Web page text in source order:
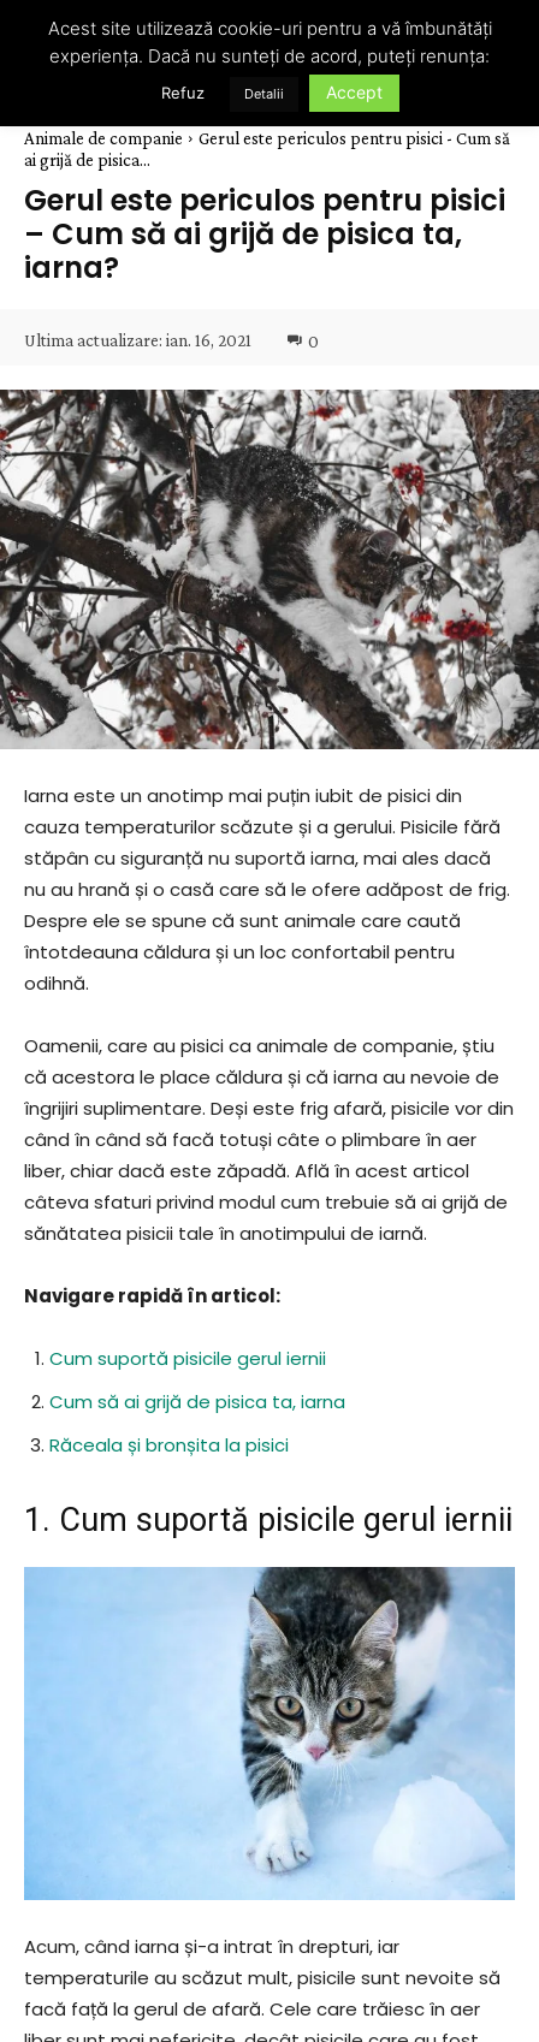
Animale de companie
Gerul este periculos pentru pisici - Cum să
ai grijă de pisica...
Gerul este periculos pentru pisici
– Cum să ai grijă de pisica ta,
iarna?
Ultima actualizare: ian. 16, 2021 0
Iarna este un anotimp mai puțin iubit de pisici din
cauza temperaturilor scăzute și a gerului. Pisicile fără
stăpân cu siguranță nu suportă iarna, mai ales dacă
nu au hrană și o casă care să le ofere adăpost de frig.
Despre ele se spune că sunt animale care caută
întotdeauna căldura și un loc confortabil pentru
odihnă.
Oamenii, care au pisici ca animale de companie, știu
că acestora le place căldura și că iarna au nevoie de
îngrijiri suplimentare. Deși este frig afară, pisicile vor din
când în când să facă totuși câte o plimbare în aer
liber, chiar dacă este zăpadă. Află în acest articol
câteva sfaturi privind modul cum trebuie să ai grijă de
sănătatea pisicii tale în anotimpului de iarnă.
Navigare rapidă în articol:
Cum suportă pisicile gerul iernii
Cum să ai grijă de pisica ta, iarna
Răceala și bronșita la pisici
1. Cum suportă pisicile gerul iernii
Acum, când iarna și-a intrat în drepturi, iar
temperaturile au scăzut mult, pisicile sunt nevoite să
facă față la gerul de afară. Cele care trăiesc în aer
Acest site utilizează cookie-uri pentru a vă îmbunătăți
experiența. Dacă nu sunteți de acord, puteți renunța:
Refuz Detalii Accept